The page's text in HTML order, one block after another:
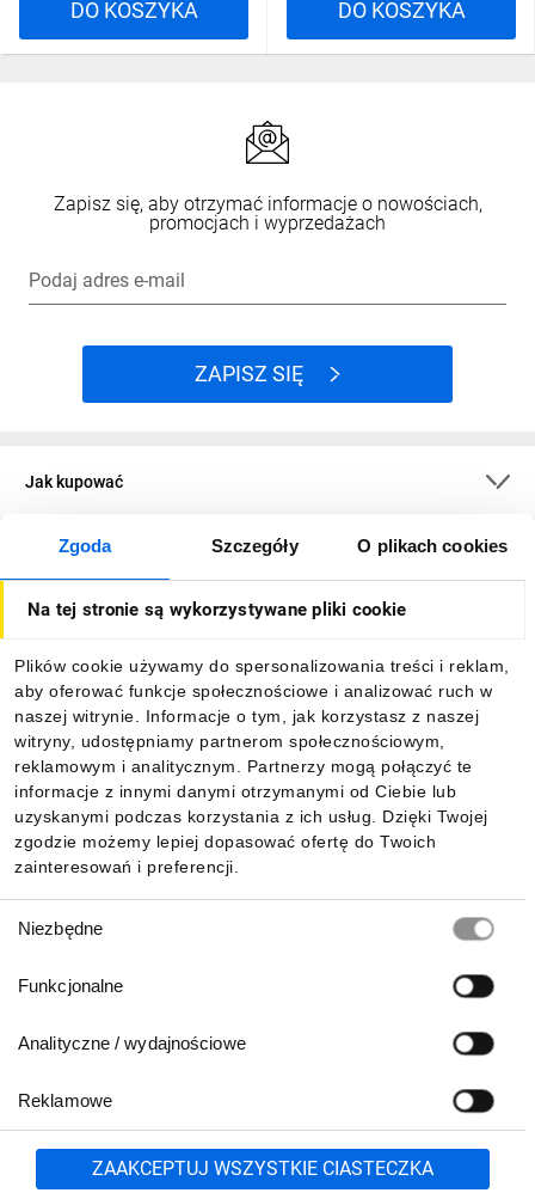
Zgoda Szczegóły O plikach cookies
Na tej stronie są wykorzystywane pliki cookie
Plików cookie używamy do spersonalizowania treści i reklam,
aby oferować funkcje społecznościowe i analizować ruch w
naszej witrynie. Informacje o tym, jak korzystasz z naszej
witryny, udostępniamy partnerom społecznościowym,
reklamowym i analitycznym. Partnerzy mogą połączyć te
informacje z innymi danymi otrzymanymi od Ciebie lub
uzyskanymi podczas korzystania z ich usług. Dzięki Twojej
zgodzie możemy lepiej dopasować ofertę do Twoich
zainteresowań i preferencji.
zgody
Niezbędne
Funkcjonalne
Analityczne / wydajnościowe
Reklamowe
ZAAKCEPTUJ WSZYSTKIE CIASTECZKA
DO KOSZYKA DO KOSZYKA
Zapisz się, aby otrzymać informacje o nowościach,
promocjach i wyprzedażach
Podaj adres e-mail
ZAPISZ SIĘ
Jak kupować
O firmie
Informacje
Pobierz naszą aplikację mobilną:
801 500 700 lub
71 37 61 600